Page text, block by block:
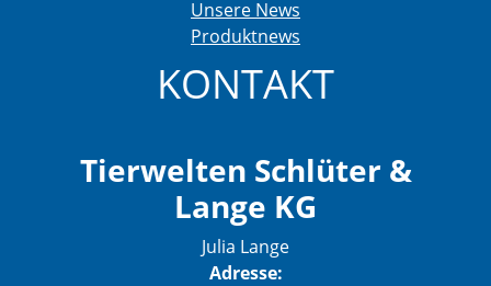
Unsere News
Produktnews
KONTAKT
Tierwelten Schlüter &
Lange KG
Julia Lange
Adresse: